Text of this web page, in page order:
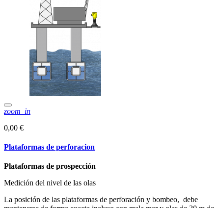
zoom_in
0,00 €
Plataformas de perforacion
Plataformas de prospección
Medición del nivel de las olas
La posición de las plataformas de perforación y bombeo, debe